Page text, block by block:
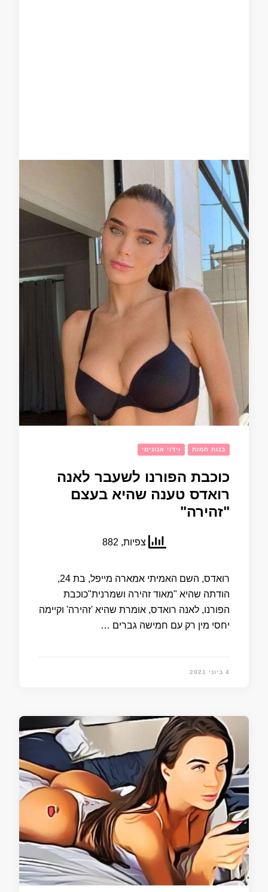
בנות חמות וידוי אנונימי
כוכבת הפורנו לשעבר לאנה
רואדס טענה שהיא בעצם
"זהירה"
צפיות, 882
רואדס, השם האמיתי אמארה מייפל, בת 24,
הודתה שהיא "מאוד זהירה ושמרנית"כוכבת
הפורנו, לאנה רואדס, אומרת שהיא 'זהירה' וקיימה
יחסי מין רק עם חמישה גברים …
4 ביוני 2021